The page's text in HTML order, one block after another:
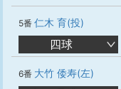
5番 仁木 育(投)
四球
6番 大竹 倭寿(左)